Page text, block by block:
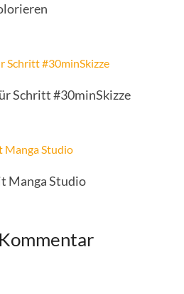
Schritt #30minSkizze
Manga Studio